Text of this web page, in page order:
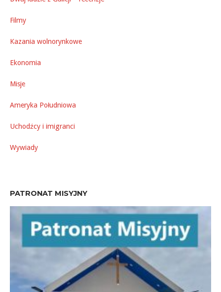
Filmy
Kazania wolnorynkowe
Ekonomia
Misje
Ameryka Południowa
Uchodźcy i imigranci
Wywiady
PATRONAT MISYJNY